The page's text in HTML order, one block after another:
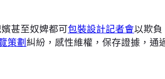
甚至奴婢都可包裝設計記者會以欺
策劃糾紛，感性維權，保存證據，通